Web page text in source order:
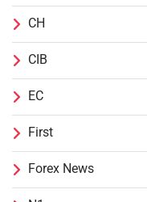
CH
CIB
EC
First
Forex News